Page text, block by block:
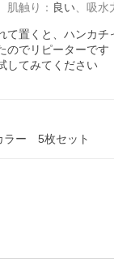
肌触り ： 良い、 吸水
て置くと、ハンカ
のでリピーターです
してみてください
ラー 5枚セット